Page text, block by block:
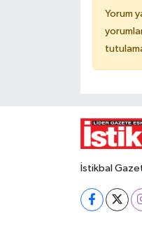
Yorum
İstikbal